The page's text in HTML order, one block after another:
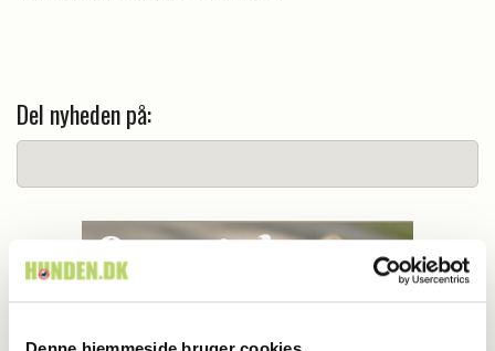
Del nyheden på: